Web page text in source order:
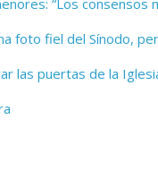
“Los consensos
foto fiel del Sínodo,
las puertas de la